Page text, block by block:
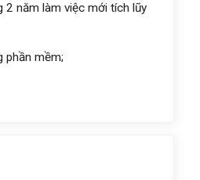
năm làm việc mới tích lũy
phần mềm;